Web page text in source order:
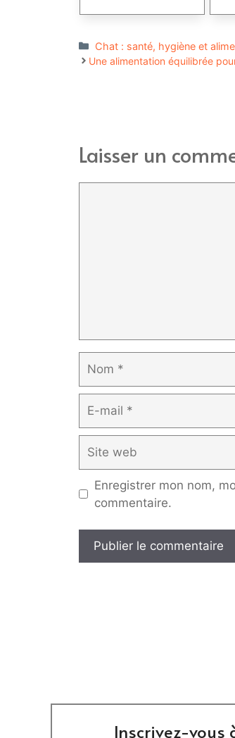
Catégories
Chat : santé, hygiène et
Une alimentation équilibrée
Laisser un
mail
web
Enregistrer mon nom,
commentaire.
Inscrivez-vous